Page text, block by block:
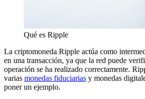
Qué es Ripple
La criptomoneda Ripple actúa como
en una transacción, ya que la red puede
operación se ha realizado correctamente.
varias monedas fiduciarias y monedas
poner un ejemplo.